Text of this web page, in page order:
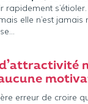
s’étioler.
elle n’est jamais
erreur de croire